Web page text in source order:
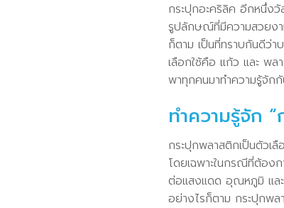
กระปุกอะคริลิค อีกหนึ่ง
รูปลักษณ์ที่มีความสวยงา
ก็ตาม เป็นที่ทราบกันดีว่
เลือกใช้คือ แก้ว และ พล
พาทุกคนมาทำความรู้จัก
ทำความรู้จัก
กระปุกพลาสติกเป็นตัวเลื
โดยเฉพาะในกรณีที่ต้อง
ต่อแสงแดด อุณหภูมิ และ
อย่างไรก็ตาม กระปุกพล